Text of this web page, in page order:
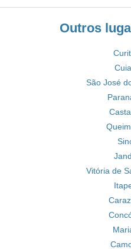
Outros
São José
Vitória de